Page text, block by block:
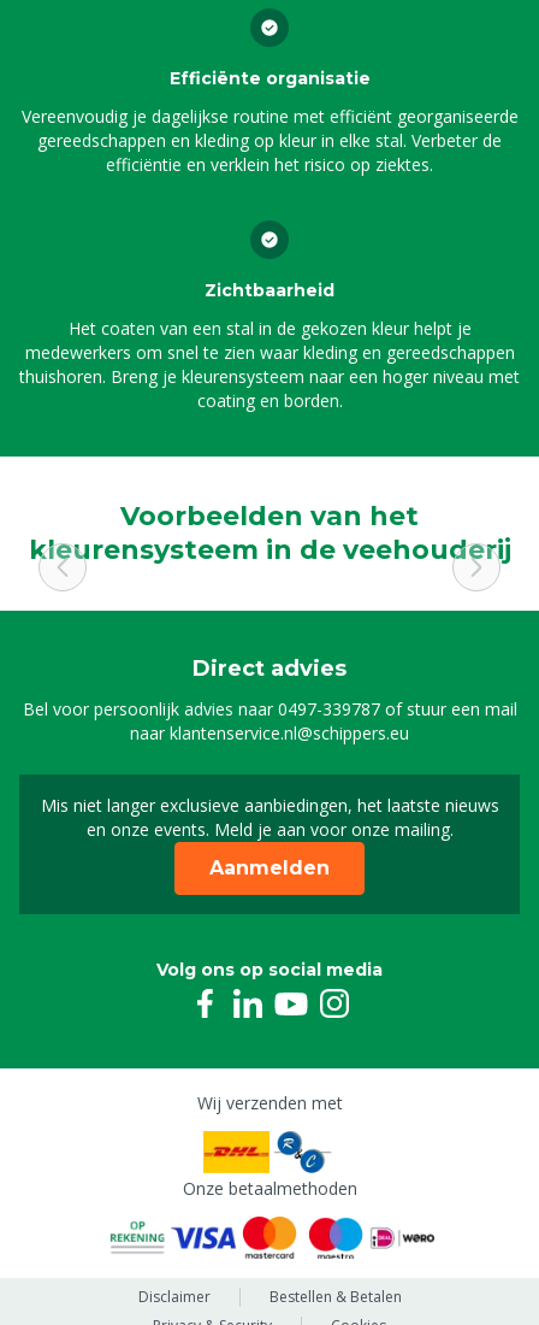
Efficiënte organisatie
Vereenvoudig je dagelijkse routine met efficiënt georganiseerde
gereedschappen en kleding op kleur in elke stal. Verbeter de
efficiëntie en verklein het risico op ziektes.
Zichtbaarheid
Het coaten van een stal in de gekozen kleur helpt je
medewerkers om snel te zien waar kleding en gereedschappen
thuishoren. Breng je kleurensysteem naar een hoger niveau met
coating en borden.
Voorbeelden van het
kleurensysteem in de veehouderij
Direct advies
Bel voor persoonlijk advies naar0497-339787of stuur een mail
naarklantenservice.nl@schippers.eu
Mis niet langer exclusieve aanbiedingen, het laatste nieuws
en onze events. Meld je aan voor onze mailing.
Schrijf je in voor onze
Aanmelden
Volg ons op social media
Wij verzenden met
Onze betaalmethoden
Disclaimer
Bestellen & Betalen